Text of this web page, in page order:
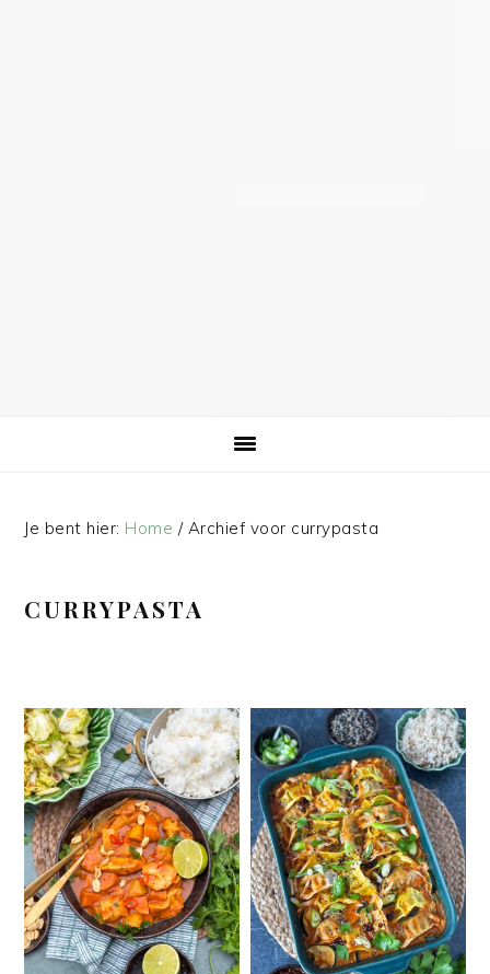
Je bent hier: Home /Archief voor currypasta
CURRYPASTA